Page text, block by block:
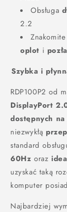
Obsługa
2.2
oplot i
Szybka i
RDP100P2 od
DisplayPort
dostępnych
niezwykłą
standard
60Hz oraz
uzyskać taką
komputer
Najbardziej